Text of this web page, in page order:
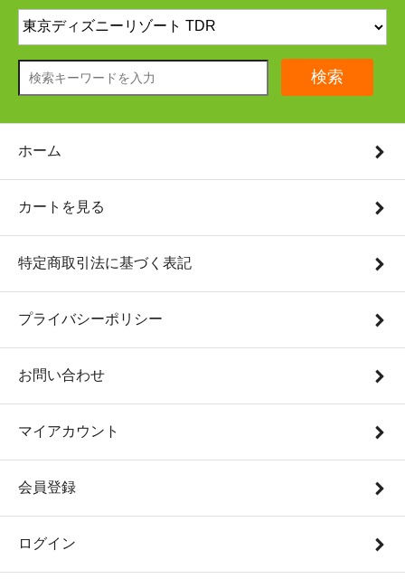
検索
ホーム
カートを見る
特定商取引法に基づく表記
プライバシーポリシー
お問い合わせ
マイアカウント
会員登録
ログイン